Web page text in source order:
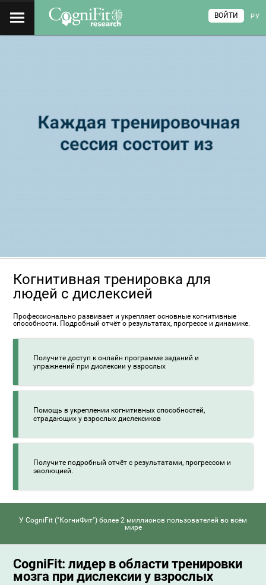
РУ
ВОЙТИ
Когнитивная тренировка для
людей с дислексией
Профессионально развивает и укрепляет основные когнитивные
способности. Подробный отчёт о результатах, прогрессе и динамике.
Получите доступ к онлайн программе заданий и
упражнений при дислексии у взрослых
Помощь в укреплении когнитивных способностей,
страдающих у взрослых дислексиков
Получите подробный отчёт с результатами, прогрессом и
эволюцией.
У CogniFit ("КогниФит") более 2 миллионов пользователей во всём
мире
CogniFit: лидер в области тренировки
мозга при дислексии у взрослых